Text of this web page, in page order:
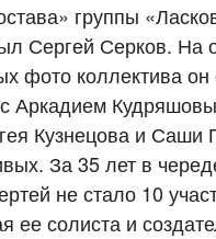
группы
Сергей Серков. На
фото коллектива он
Аркадием
Кузнецова и Саши
За 35 лет в
не стало 10
ее солиста и